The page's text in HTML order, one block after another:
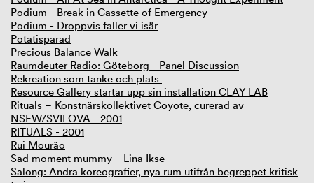
Podium - Break in Cassette of Emergency
Podium - Droppvis faller vi isär
Potatisparad
Precious Balance Walk
Raumdeuter Radio: Göteborg - Panel Discussion
Rekreation som tanke och plats
Resource Gallery startar upp sin installation CLAY LAB
Rituals – Konstnärskollektivet Coyote, curerad av
NSFW/SVILOVA - 2001
RITUALS - 2001
Rui Mourão
Sad moment mummy – Lina Ikse
Salong: Andra koreografier, nya rum utifrån begreppet kritisk